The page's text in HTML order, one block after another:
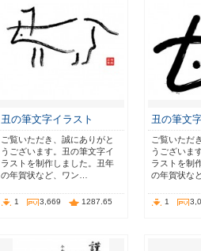
丑の筆文字イラスト
ご覧いただき、誠にありがと
うございます。丑の筆文字イ
ラストを制作しました。丑年
の年賀状など、ワン…
1 3,669 1287.65
丑の筆文
ご覧いただ
うございま
ラストを制
の年賀状な
1